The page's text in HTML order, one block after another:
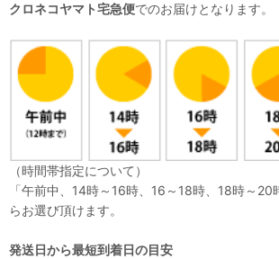
クロネコヤマト宅急便でのお届けとなります。
（時間帯指定について）
「午前中、14時～16時、16～18時、18時～20
らお選び頂けます。
発送日から最短到着日の目安